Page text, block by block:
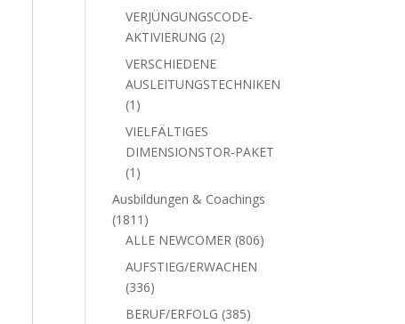
Produkte
VERJÜNGUNGSCODE-
AKTIVIERUNG 22
VERSCHIEDENE
AUSLEITUNGSTECHNIKEN
1 1
Produkt
VIELFÄLTIGES
DIMENSIONSTOR-PAKET
1 1
Produkt
Ausbildungen & Coachings
1811 1811
Produkte
ALLE NEWCOMER 806806
AUFSTIEG/ERWACHEN
336336
Produkte
BERUF/ERFOLG 385385